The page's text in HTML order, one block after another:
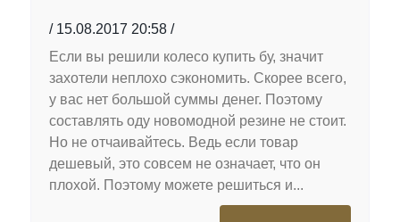
15.08.2017 20:58
Если вы решили колесо купить бу, значит
захотели неплохо сэкономить. Скорее всего,
у вас нет большой суммы денег. Поэтому
составлять оду новомодной резине не стоит.
Но не отчаивайтесь. Ведь если товар
дешевый, это совсем не означает, что он
плохой. Поэтому можете решиться и...